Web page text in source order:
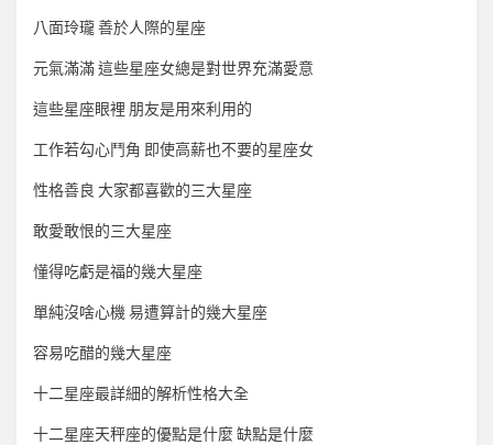
八面玲瓏 善於人際的星座
元氣滿滿 這些星座女總是對世界充滿愛意
這些星座眼裡 朋友是用來利用的
工作若勾心鬥角 即使高薪也不要的星座女
性格善良 大家都喜歡的三大星座
敢愛敢恨的三大星座
懂得吃虧是福的幾大星座
單純沒啥心機 易遭算計的幾大星座
容易吃醋的幾大星座
十二星座最詳細的解析性格大全
十二星座天秤座的優點是什麼 缺點是什麼